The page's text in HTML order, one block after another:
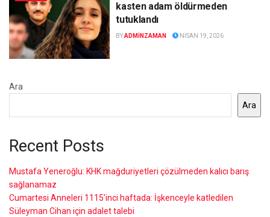
kasten adam öldürmeden
tutuklandı
BYADMINZAMAN NISAN 19, 2026
Ara
Ara
Recent Posts
Mustafa Yeneroğlu: KHK mağduriyetleri çözülmeden kalıcı barış
sağlanamaz
Cumartesi Anneleri 1115’inci haftada: İşkenceyle katledilen
Süleyman Cihan için adalet talebi